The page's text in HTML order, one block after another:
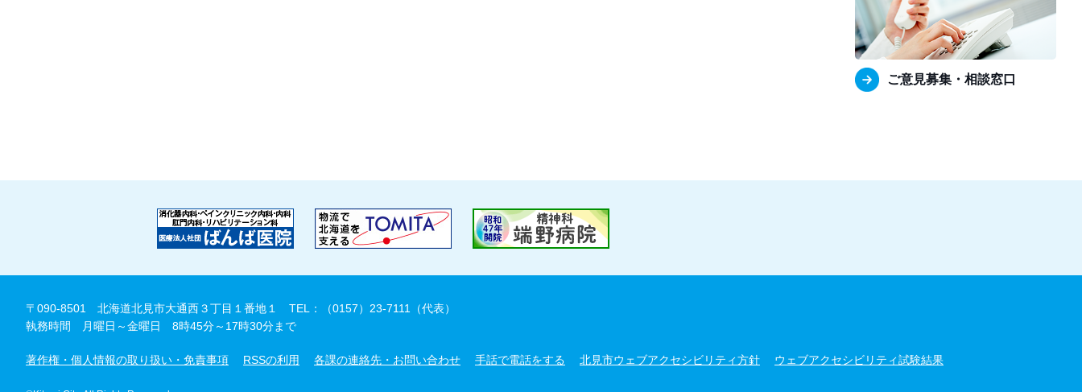
ご意見募集・相談窓口
〒090-8501 北海道北見市大通西３丁目１番地１
TEL：（0157）23-7111（代表）
執務時間 月曜日～金曜日 8時45分～17時30分まで
著作権・個人情報の取り扱い・免責事項 RSSの利用 各課の連絡先・お問い合わせ 手話で電話をする 北見市ウェブアクセシビリティ方針 ウェブアクセシビリティ試験結果